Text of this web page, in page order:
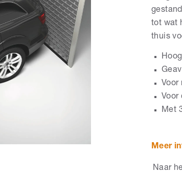
tot wat
thuis
Voor
Voor
Met
Meer
Naar